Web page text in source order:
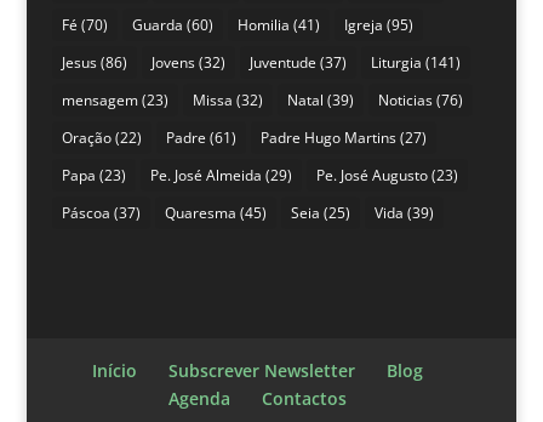
Fé (70) Guarda (60) Homilia (41) Igreja (95)
Jesus(86) Jovens(32) Juventude (37) Liturgia (141)
mensagem(23) Missa (32) Natal (39) Noticias(76)
Oração(22) Padre (61) Padre Hugo Martins(27)
Papa (23) Pe. José Almeida (29) Pe. José Augusto(23)
Páscoa (37) Quaresma (45) Seia (25) Vida (39)
Início Subscrever Newsletter
Blog
Agenda
Contactos